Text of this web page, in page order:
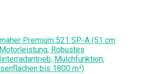
Premium 521 SP-A (51 cm
Robustes
Mulchfunktion,
bis 1800 m²)